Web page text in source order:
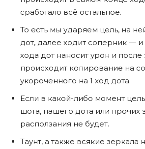
сработало всë остальное.
То есть мы ударяем цель, на
дот, далее ходит соперник — и
хода дот наносит урон и после
происходит копирование на
укороченного на 1 ход дота.
Если в какой-либо момент
шота, нашего дота или прочих
расползания не будет.
Таунт, а также всякие